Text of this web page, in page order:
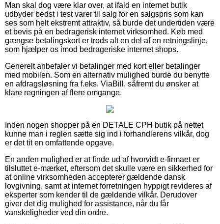
Man skal dog være klar over, at ifald en internet butik
udbyder bedst i test varer til salg for en salgspris som kan
ses som helt ekstremt attraktiv, så burde det undertiden være
et bevis på en bedragerisk internet virksomhed. Køb med
gængse betalingskort er trods alt en del af en retningslinje,
som hjælper os imod bedrageriske internet shops.
Generelt anbefaler vi betalinger med kort eller betalinger
med mobilen. Som en alternativ mulighed burde du benytte
en afdragsløsning fra f.eks. ViaBill, såfremt du ønsker at
klare regningen af flere omgange.
Inden nogen shopper på en DETALE CPH butik på nettet
kunne man i reglen sætte sig ind i forhandlerens vilkår, dog
er det tit en omfattende opgave.
En anden mulighed er at finde ud af hvorvidt e-firmaet er
tilsluttet e-mærket, eftersom det skulle være en sikkerhed for
at online virksomheden accepterer gældende dansk
lovgivning, samt at internet forretningen hyppigt revideres af
eksperter som kender til de gældende vilkår. Derudover
giver det dig mulighed for assistance, når du får
vanskeligheder ved din ordre.